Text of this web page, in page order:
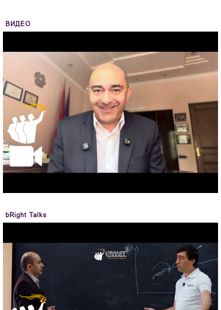
ВИДЕО
bRight Talks